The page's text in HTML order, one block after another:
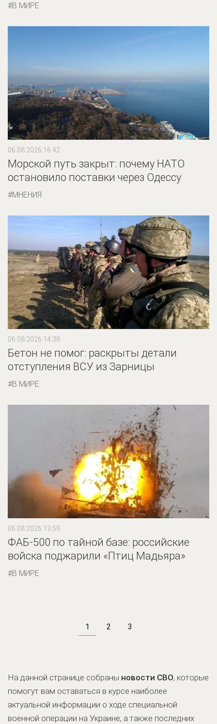
В МИРЕ
06.08.2026 16:42
Морской путь закрыт: почему НАТО
остановило поставки через Одессу
МНЕНИЯ
06.08.2026 14:38
Бетон не помог: раскрыты детали
отступления ВСУ из Зарницы
В МИРЕ
06.08.2026 13:59
ФАБ-500 по тайной базе: российские
войска поджарили «Птиц Мадьяра»
В МИРЕ
1 2 3
На данной странице собраны новости СВО, которые
помогут вам оставаться в курсе наиболее
актуальной информации о ходе специальной
военной операции на Украине, а также последних